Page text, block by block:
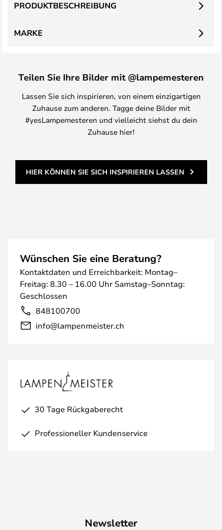
PRODUKTBESCHREIBUNG
MARKE
Teilen Sie Ihre Bilder mit @lampemesteren
Lassen Sie sich inspirieren, von einem einzigartigen
Zuhause zum anderen. Tagge deine Bilder mit
#yesLampemesteren und vielleicht siehst du dein
Zuhause hier!
HIER KÖNNEN SIE SICH INSPIRIEREN LASSEN
Wünschen Sie eine Beratung?
Kontaktdaten und Erreichbarkeit: Montag–
Freitag: 8.30 – 16.00 Uhr Samstag–Sonntag:
Geschlossen
848100700
info@lampenmeister.ch
30 Tage Rückgaberecht
Professioneller Kundenservice
Newsletter